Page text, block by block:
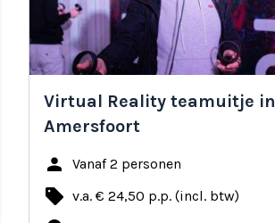
Virtual Reality teamuitje in
Amersfoort
person Vanaf 2 personen
local_offer v.a. € 24,50 p.p. (incl. btw)